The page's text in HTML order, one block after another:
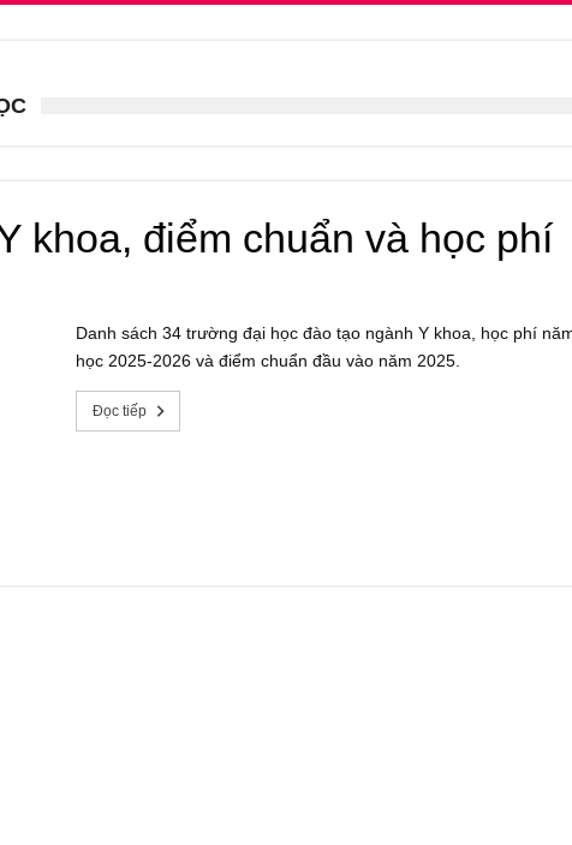
khoa, điểm chuẩn và học phí
Danh sách 34 trường đại học đào tạo ngành Y khoa, học phí
học 2025-2026 và điểm chuẩn đầu vào năm 2025.
Đọc tiếp